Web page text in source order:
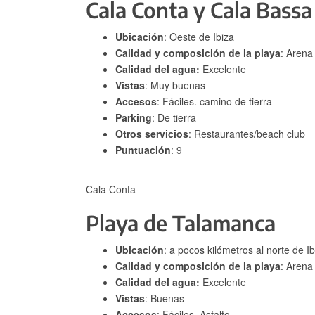
Cala Conta y Cala Bassa
Ubicación: Oeste de Ibiza
Calidad y composición de la playa: Arena
Calidad del agua: Excelente
Vistas: Muy buenas
Accesos: Fáciles. camino de tierra
Parking: De tierra
Otros servicios: Restaurantes/beach club
Puntuación: 9
Cala Conta
Playa de Talamanca
Ubicación: a pocos kilómetros al norte de
Calidad y composición de la playa: Arena
Calidad del agua: Excelente
Vistas: Buenas